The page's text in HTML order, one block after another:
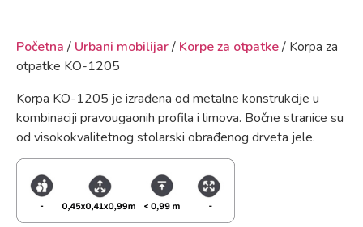
Početna / Urbani mobilijar/ Korpe za otpatke/ Korpa za
otpatke KO-1205
Korpa KO-1205 je izrađena od metalne konstrukcije u
kombinaciji pravougaonih profila i limova. Bočne stranice su
od visokokvalitetnog stolarski obrađenog drveta jele.